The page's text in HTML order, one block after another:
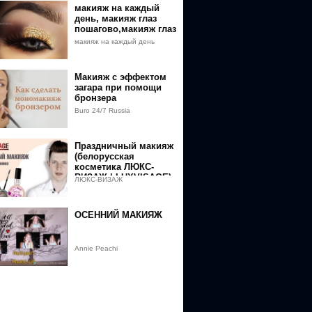
макияж на каждый
день, макияж глаз
пошагово,макияж глаз
видео
макияж на каждый день
Макияж с эффектом
загара при помощи
бронзера
Buro 24/7 Russia
Праздничный макияж
(белорусская
косметика ЛЮКС-
ВИЗАЖ | LUXVISAGE)
ЛЮКС-ВИЗАЖ
ОСЕННИЙ МАКИЯЖ
Annie Peachi